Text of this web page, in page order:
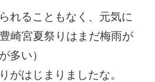
れることもなく、元気に
崎宮夏祭りはまだ梅雨が
多い）
がはじまりましたな。